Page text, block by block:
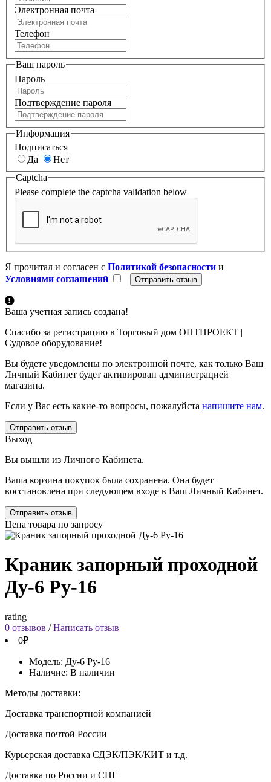
Электронная почта
Телефон
Ваш пароль
Пароль
Подтверждение пароля
Информация
Подписаться
Да
Нет
Captcha
Please complete the captcha validation below
Я прочитал и согласен с Политикой безопасности и
Условиями соглашений
Ваша учетная запись создана!
Спасибо за регистрацию в Торговый дом ОПТПРОЕКТ |
Судовое оборудование!
Вы будете уведомлены по электронной почте, как только Ваш
Личный Кабинет будет активирован администрацией
магазина.
Если у Вас есть какие-то вопросы, пожалуйста напишите нам.
Отправить отзыв
Выход
Вы вышли из Личного Кабинета.
Ваша корзина покупок была сохранена. Она будет
восстановлена при следующем входе в Ваш Личный Кабинет.
Отправить отзыв
Цена товара по запросу
Краник запорный проходной
Ду-6 Ру-16
rating
0 отзывов /Написать отзыв
0₽
Модель: Ду-6 Ру-16
Наличие: В наличии
Методы доставки:
Доставка транспортной компанией
Доставка почтой России
Курьерская доставка СДЭК/ПЭК/КИТ и т.д.
Доставка по России и СНГ